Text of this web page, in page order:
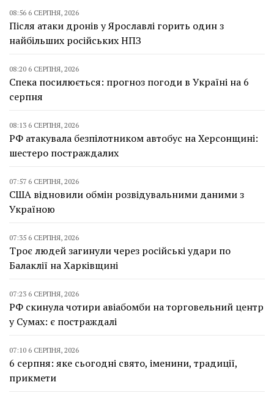
08:56 6 СЕРПНЯ, 2026
Після атаки дронів у Ярославлі горить один з
найбільших російських НПЗ
08:20 6 СЕРПНЯ, 2026
Спека посилюється: прогноз погоди в Україні на 6
серпня
08:13 6 СЕРПНЯ, 2026
РФ атакувала безпілотником автобус на Херсонщині:
шестеро постраждалих
07:57 6 СЕРПНЯ, 2026
США відновили обмін розвідувальними даними з
Україною
07:35 6 СЕРПНЯ, 2026
Троє людей загинули через російські удари по
Балаклії на Харківщині
07:23 6 СЕРПНЯ, 2026
РФ скинула чотири авіабомби на торговельний центр
у Сумах: є постраждалі
07:10 6 СЕРПНЯ, 2026
6 серпня: яке сьогодні свято, іменини, традиції,
прикмети